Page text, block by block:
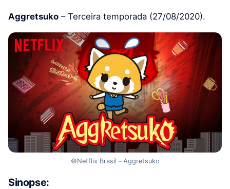
Aggretsuko – Terceira temporada (27/08/2020).
©Netflix Brasil – Aggretsuko
Sinopse: